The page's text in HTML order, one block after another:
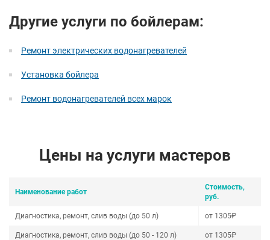
Другие услуги по бойлерам:
Ремонт электрических водонагревателей
Установка бойлера
Ремонт водонагревателей всех марок
Цены на услуги мастеров
Наименование работ
Стоимость,
руб.
Диагностика, ремонт, слив воды (до 50 л) от 1305₽
Диагностика, ремонт, слив воды (до 50 - 120 л) от 1305₽